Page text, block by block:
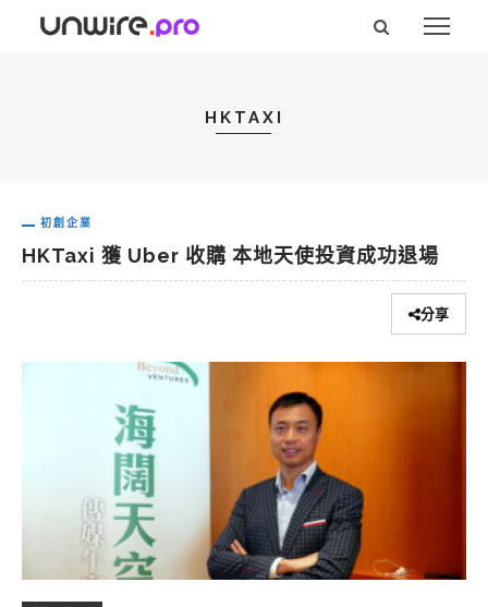
HKTAXI
初創企業
HKTaxi 獲 Uber 收購 本地天使投資成功退場
分享